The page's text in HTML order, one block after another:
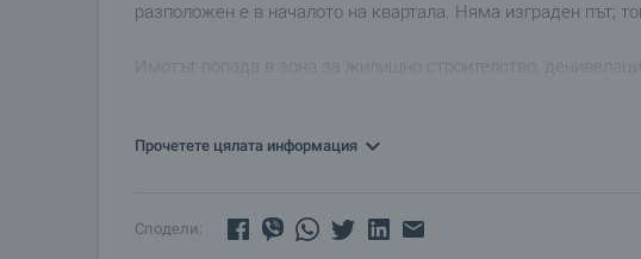
разположен е в началото на квартала. Няма изграден път;
Имотът попада в зона за жилищно строителство,
Прочетете цялата информация
Сподели: